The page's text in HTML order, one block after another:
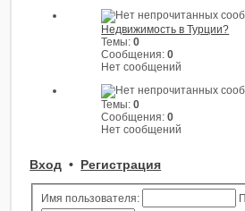
Недвижимость в Турции?
Темы:0
Сообщения:0
Нет сообщений
Темы:0
Сообщения:0
Нет сообщений
Вход • Регистрация
Имя пользователя: